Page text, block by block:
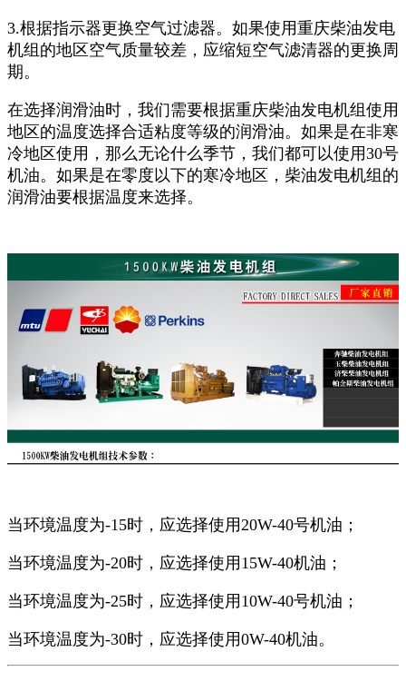
3.根据指示器更换空气过滤器。如果使用重庆柴油发电
机组的地区空气质量较差，应缩短空气滤清器的更换周
期。
在选择润滑油时，我们需要根据重庆柴油发电机组使用
地区的温度选择合适粘度等级的润滑油。如果是在非寒
冷地区使用，那么无论什么季节，我们都可以使用30号
机油。如果是在零度以下的寒冷地区，柴油发电机组的
润滑油要根据温度来选择。
当环境温度为-15时，应选择使用20W-40号机油；
当环境温度为-20时，应选择使用15W-40机油；
当环境温度为-25时，应选择使用10W-40号机油；
当环境温度为-30时，应选择使用0W-40机油。